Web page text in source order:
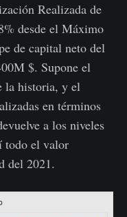
Realizada de
desde el Máximo
de capital neto del
$. Supone el
la historia, y el
en términos
a los niveles
todo el valor
del 2021.